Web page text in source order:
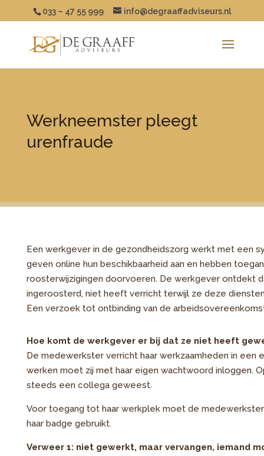
033 – 47 55 999 info@degraaffadviseurs.nl
Werkneemster pleegt
urenfraude
Een werkgever in de gezondheidszorg werkt met een
geven online hun beschikbaarheid aan en hebben
roosterwijzigingen doorvoeren. De werkgever ontdekt
ingeroosterd, niet heeft verricht terwijl ze deze
Een verzoek tot ontbinding van de
Hoe komt de werkgever er bij dat ze niet heeft
De medewerkster verricht haar werkzaamheden in een
werken moet zij met haar eigen wachtwoord inloggen.
steeds een collega geweest.
Voor toegang tot haar werkplek moet de
haar badge gebruikt.
Verweer 1: niet gewerkt, maar vervangen, iemand